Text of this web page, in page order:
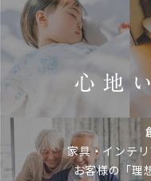
家具・インテ
お客様の「理